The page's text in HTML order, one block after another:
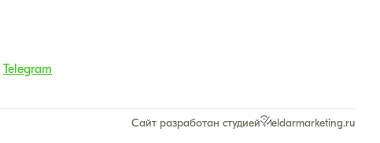
Telegram
Сайт разработан студией eldarmarketing.ru